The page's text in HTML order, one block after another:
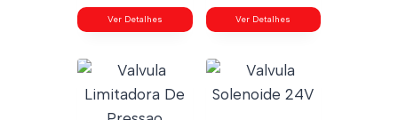
Ver Detalhes Ver Detalhes